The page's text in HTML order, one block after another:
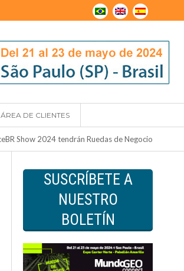
ÁREA DE CLIENTES
Show 2024 tendrán Ruedas de Negocio
SUSCRÍBETE A
NUESTRO
BOLETÍN